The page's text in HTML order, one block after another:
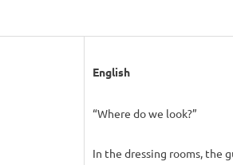
English
“Where do we look?”
In the dressing rooms, the